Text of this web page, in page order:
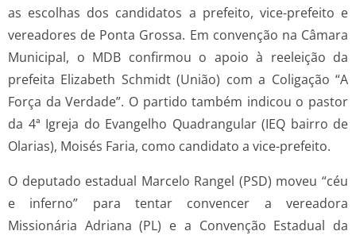
as escolhas dos candidatos a prefeito, vice-prefeito e
vereadores de Ponta Grossa. Em convenção na Câmara
Municipal, o MDB confirmou o apoio à reeleição da
prefeita Elizabeth Schmidt (União) com a Coligação “A
Força da Verdade”. O partido também indicou o pastor
da 4ª Igreja do Evangelho Quadrangular (IEQ bairro de
Olarias), Moisés Faria, como candidato a vice-prefeito.
O deputado estadual Marcelo Rangel (PSD) moveu “céu
e inferno” para tentar convencer a vereadora
Missionária Adriana (PL) e a Convenção Estadual da